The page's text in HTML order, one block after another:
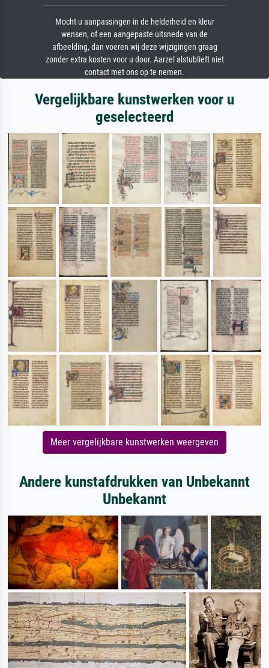
Mocht u aanpassingen in de helderheid en kleur
wensen, of een aangepaste uitsnede van de
afbeelding, dan voeren wij deze wijzigingen graag
zonder extra kosten voor u door. Aarzel alstublieft niet
contact met ons op te nemen.
Vergelijkbare kunstwerken voor u
geselecteerd
Meer vergelijkbare kunstwerken weergeven
Andere kunstafdrukken van Unbekannt
Unbekannt